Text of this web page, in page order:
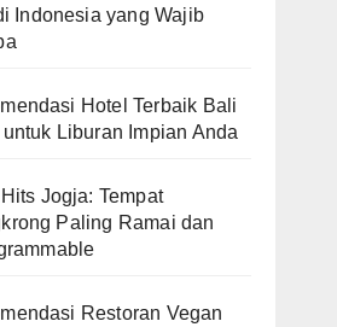
Indonesia yang Wajib
Hotel Terbaik Bali
Liburan Impian Anda
Jogja: Tempat
Paling Ramai dan
Restoran Vegan